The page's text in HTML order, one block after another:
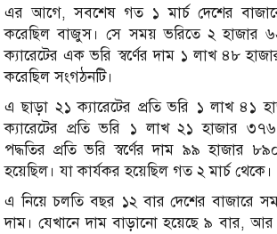
এর আগে, সবশেষ গত ১ মার্চ দেশের বাজারে
করেছিল বাজুস। সে সময় ভরিতে ২ হাজার
ক্যারেটের এক ভরি স্বর্ণের দাম ১ লাখ ৪৮
করেছিল সংগঠনটি।
এ ছাড়া ২১ ক্যারেটের প্রতি ভরি ১ লাখ ৪১
ক্যারেটের প্রতি ভরি ১ লাখ ২১ হাজার
পদ্ধতির প্রতি ভরি স্বর্ণের দাম ৯৯ হাজার
হয়েছিল। যা কার্যকর হয়েছিল গত ২ মার্চ থেকে।
এ নিয়ে চলতি বছর ১২ বার দেশের বাজারে
দাম। যেখানে দাম বাড়ানো হয়েছে ৯ বার, আর